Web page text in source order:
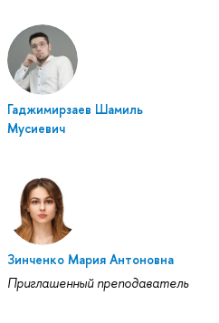
Гаджимирзаев Шамиль
Мусиевич
Зинченко Мария Антоновна
Приглашенный преподаватель